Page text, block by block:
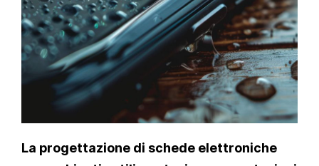
La progettazione di schede elettroniche